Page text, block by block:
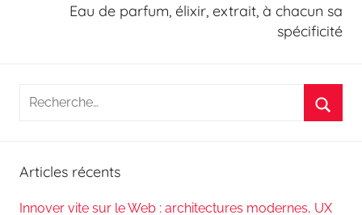
Eau de parfum, élixir, extrait, à chacun sa
spécificité
Recherche
Articles récents
Innover vite sur le Web : architectures modernes, UX